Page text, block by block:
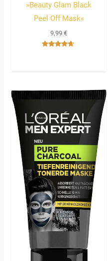
»Beauty Glam Black
Peel Off Mask«
9,99€